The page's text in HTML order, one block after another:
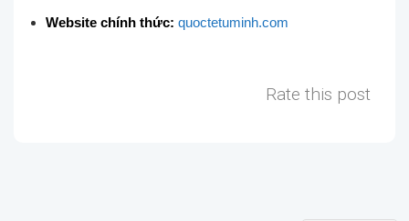
Website chính thức: quoctetuminh.com
Rate this post